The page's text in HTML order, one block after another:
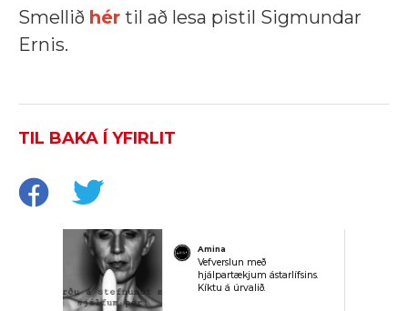
Smellið hér til að lesa pistil Sigmundar
Ernis.
TIL BAKA Í YFIRLIT